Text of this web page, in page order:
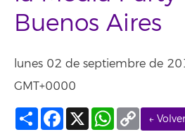
Buenos Aires
lunes 02 de septiembre de
GMT+0000
←
Compartir
Facebook
X WhatsApp
Copy
Link